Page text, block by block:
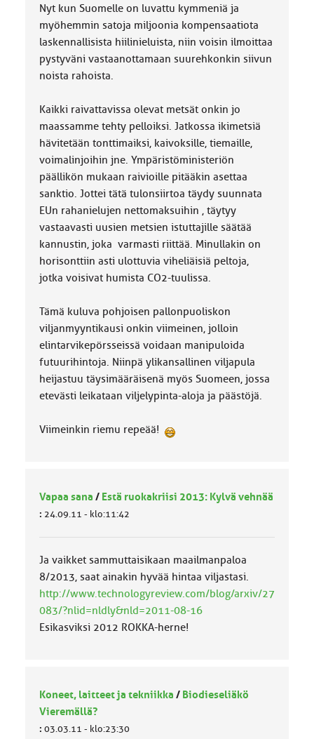
Nyt kun Suomelle on luvattu kymmeniä ja
myöhemmin satoja miljoonia kompensaatiota
laskennallisista hiilinieluista, niin voisin ilmoittaa
pystyväni vastaanottamaan suurehkonkin siivun
noista rahoista.
Kaikki raivattavissa olevat metsät onkin jo
maassamme tehty pelloiksi. Jatkossa ikimetsiä
hävitetään tonttimaiksi, kaivoksille, tiemaille,
voimalinjoihin jne. Ympäristöministeriön
päällikön mukaan raivioille pitääkin asettaa
sanktio. Jottei tätä tulonsiirtoa täydy suunnata
EUn rahanielujen nettomaksuihin , täytyy
vastaavasti uusien metsien istuttajille säätää
kannustin, joka varmasti riittää. Minullakin on
horisonttiin asti ulottuvia viheliäisiä peltoja,
jotka voisivat humista CO2-tuulissa.
Tämä kuluva pohjoisen pallonpuoliskon
viljanmyyntikausi onkin viimeinen, jolloin
elintarvikepörsseissä voidaan manipuloida
futuurihintoja. Niinpä ylikansallinen viljapula
heijastuu täysimääräisenä myös Suomeen, jossa
etevästi leikataan viljelypinta-aloja ja päästöjä.
Viimeinkin riemu repeää!
Vapaa sana / Estä ruokakriisi 2013: Kylvä vehnää
: 24.09.11 - klo:11:42
Ja vaikket sammuttaisikaan maailmanpaloa
8/2013, saat ainakin hyvää hintaa viljastasi.
http://www.technologyreview.com/blog/arxiv/27
083/?nlid=nldly&nld=2011-08-16
Esikasviksi 2012 ROKKA-herne!
Koneet, laitteet ja tekniikka / Biodieseliäkö
Vieremällä?
: 03.03.11 - klo:23:30